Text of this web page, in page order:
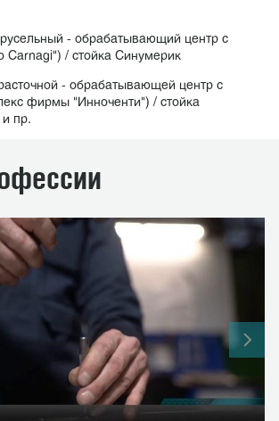
- обрабатывающий центр с
Carnagi") / стойка Синумерик
- обрабатывающей центр с
фирмы "Инноченти") / стойка
пр.